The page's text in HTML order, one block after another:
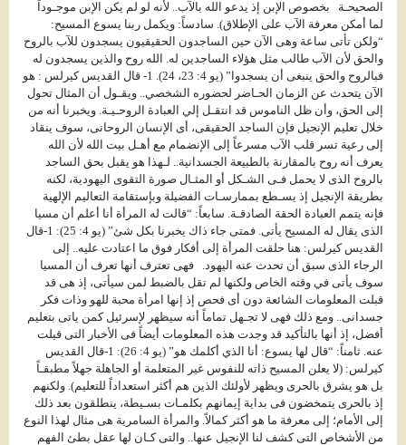
الصحيحـة بخصوص الإبن إذ يدعو الله بالآب.. لأنه لو لم يكن الإبن موجـوداً
لما أمكن معرفة الآب على الإطلاق). سادساً: ويكمل ربنا يسوع المسيح:
“ولكن تأتى ساعة وهى الآن حين الساجدون الحقيقيون يسجدون للآب بالروح
والحق لأن الآب طالب مثل هؤلاء الساجدين له. الله روح والذين يسجدون له
فبالروح والحق ينبغى أن يسجدوا” (يو 4: 23، 24). 1- قال القديس كيرلس : هو
الآن يتحدث عن الزمان الحـاضر لحضوره الشخصي.. ويقـول أن المثال تحول
إلى الحق، وأن ظل الناموس قد انتقـل إلي العبادة الروحـيـة. ويخبرنا أنه من
خلال تعليم الإنجيل فإن الساجد الحقيقى، أى الإنسان الروحانى، سوف ينقاد
إلى رعية تسر قلب الآب مسرعاً إلى الإنضمام مع أهـل بيت الله لأن الله
يعرف أنه روح بالمقارنة بالطبيعة الجسدانية.. لـهذا هو يقبل بحق الساجد
بالروح الذى لا يحمل فـى الشـكل أو المثـال صورة التقوى اليهودية، لكنه
بطريقة الإنجيل إذ يسـطع بممارسـات الفضيلة وبإستقامة التعاليم الإلهية
فإنه يتمم العبادة الحقة الصادقـة. سابعاً: “قالت له المرأة أنا أعلم أن مسيا
الذى يقال له المسيح يأتى. فمتى جاء ذاك يخبرنا بكل شئ” (يو 4: 25): 1-قال
القديس كيرلس: هنا حلقت المرأة إلى أفكار فوق ما اعتادت عليه.. إلى
الرجاء الذى سبق أن تحدث عنه اليهود. فهى تعترف أنها تعرف أن المسيا
سوف يأتى في وقته الخاص ولكنها لم تقل بالضبط لمن سيأتى، إذ هى قد
قبلت المعلومات الشائعة دون أى فحص إذ إنها امرأة محبة للهو وذات فكر
جسدانى.. ومع ذلك فهى لا تجـهل تماماً أنه سيظهر لإسرئيل كمن ياتى بتعليم
أفضل، إذ أنها بالتأكيد قد وجدت هذه المعلومات أيضاً فى الأخبار التى قيلت
عنه. ثامناً: “قال لها يسوع: أنا الذي أكلمك هو” (يو 4: 26): 1-قال القديس
كيرلس: (لا يعلن المسيح ذاته للنفوس غير المتعلمة أو الجاهلة جهلاً مطبقـاً
بل هو يشرق بالحرى ويظهر لأولئك الذين هم أكثر استعداداً للتعليم). ولكنهم
إذ بالحرى يتمخضون فى بداية إيمانهم بكلمـات بسـيطة، ينطلقون بعد ذلك
إلى الأمام؛ إلى معرفة ما هو أكثر كمالاً. والمرأة السامرية هى مثال لهذا النوع
من الأشخاص التى كشف لنا الإنجيل عنها.. والتى كـان لها عقل بطئ الفهم